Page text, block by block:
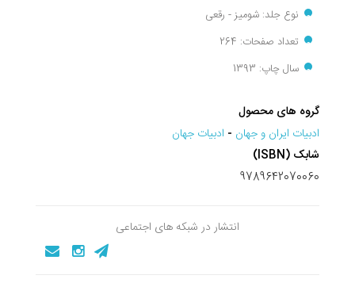
نوع جلد: شومیز - رقعی
تعداد صفحات: 264
سال چاپ: 1393
گروه های محصول
ادبيات ايران و جهان - ادبيات جهان
شابک (ISBN)
9789642070060
انتشار در شبکه های اجتماعی